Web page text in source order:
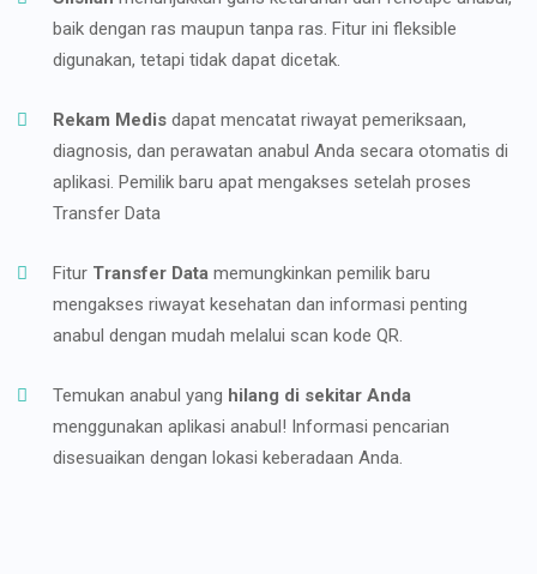
baik dengan ras maupun tanpa ras. Fitur ini fleksible
digunakan, tetapi tidak dapat dicetak.
Rekam Medis dapat mencatat riwayat pemeriksaan,
diagnosis, dan perawatan anabul Anda secara otomatis di
aplikasi. Pemilik baru apat mengakses setelah proses
Transfer Data
Fitur Transfer Data memungkinkan pemilik baru
mengakses riwayat kesehatan dan informasi penting
anabul dengan mudah melalui scan kode QR.
Temukan anabul yang hilang di sekitar Anda
menggunakan aplikasi anabul! Informasi pencarian
disesuaikan dengan lokasi keberadaan Anda.